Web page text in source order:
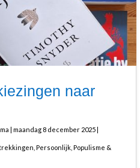
naar
|maandag 8 december 2025
,Persoonlijk ,Populisme &